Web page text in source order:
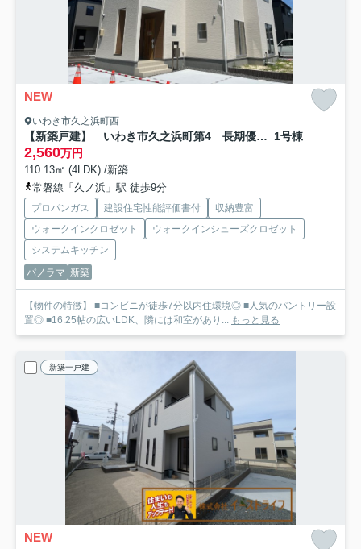
NEW
いわき市久之浜町西
【新築戸建】 いわき市久之浜町第4 長期優良住宅 1号棟
2,560万円
110.13㎡ (4LDK) /新築
常磐線「久ノ浜」駅 徒歩9分
プロパンガス 建設住宅性能評価書付
収納豊富
ウォークインクロゼット
ウォークインシューズクロゼット
システムキッチン
パノラマ 新築
【物件の特徴】 ■コンビニが徒歩7分以内住環境◎ ■人気のパントリー設
置◎ ■16.25帖の広いLDK、隣には和室があり... もっと見る
新築一戸建
NEW